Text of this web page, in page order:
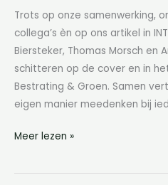
Trots op onze samenwerking,
collega’s èn op ons artikel in
Biersteker, Thomas Morsch en
schitteren op de cover en in
Bestrating & Groen. Samen
eigen manier meedenken bij
Meer lezen »